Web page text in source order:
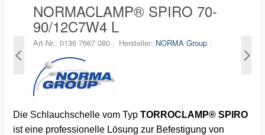
NORMACLAMP® SPIRO 70-
90/12C7W4 L
Art-Nr. 0136 7667 080 Hersteller NORMA Group
Die Schlauchschelle vom Typ TORROCLAMP® SPIRO
ist eine professionelle Lösung zur Befestigung von